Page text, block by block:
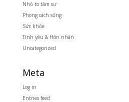
Nhỏ to tâm sự
Phong cách sống
Sức khỏe
Tình yêu & Hôn nhân
Uncategorized
Meta
Log in
Entries feed